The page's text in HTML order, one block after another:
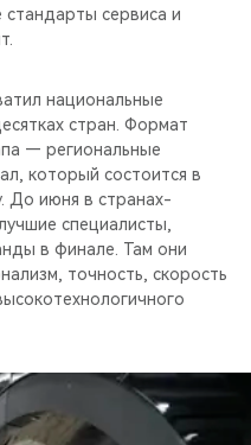
сервиса и
национальные
стран. Формат
— региональные
который состоится в
До июня в странах-
специалисты,
в финале. Там они
точность, скорость